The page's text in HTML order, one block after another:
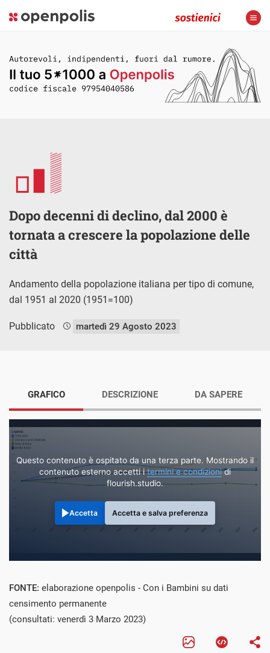
Dopo decenni di declino, dal 2000 è
tornata a crescere la popolazione delle
città
Andamento della popolazione italiana per tipo di comune,
dal 1951 al 2020 (1951=100)
Pubblicato martedì 29 Agosto 2023
GRAFICO
Questo contenuto è ospitato da una terza parte. Mostrando il
contenuto esterno accetti itermini e condizionidi
flourish.studio.
Accetta Accetta e salva preferenza
DESCRIZIONE DA SAPERE
FONTE: elaborazione openpolis - Con i Bambini su dati
censimento permanente
(consultati: venerdì 3 Marzo 2023)